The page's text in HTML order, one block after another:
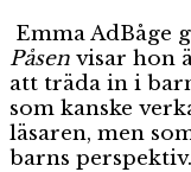
Emma AdBåge
Påsen visar hon
att träda in i
som kanske
läsaren, men
barns perspektiv.